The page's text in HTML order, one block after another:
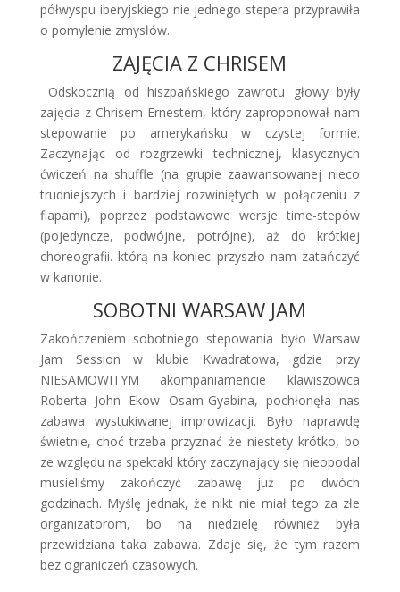
półwyspu iberyjskiego nie jednego stepera przyprawiła
o pomylenie zmysłów.
ZAJĘCIA Z CHRISEM
Odskocznią od hiszpańskiego zawrotu głowy były
zajęcia z Chrisem Ernestem, który zaproponował nam
stepowanie po amerykańsku w czystej formie.
Zaczynając od rozgrzewki technicznej, klasycznych
ćwiczeń na shuffle (na grupie zaawansowanej nieco
trudniejszych i bardziej rozwiniętych w połączeniu z
flapami), poprzez podstawowe wersje time-stepów
(pojedyncze, podwójne, potrójne), aż do krótkiej
choreografii. którą na koniec przyszło nam zatańczyć
w kanonie.
SOBOTNI WARSAW JAM
Zakończeniem sobotniego stepowania było Warsaw
Jam Session w klubie Kwadratowa, gdzie przy
NIESAMOWITYM akompaniamencie klawiszowca
Roberta John Ekow Osam-Gyabina, pochłonęła nas
zabawa wystukiwanej improwizacji. Było naprawdę
świetnie, choć trzeba przyznać że niestety krótko, bo
ze względu na spektakl który zaczynający się nieopodal
musieliśmy zakończyć zabawę już po dwóch
godzinach. Myślę jednak, że nikt nie miał tego za złe
organizatorom, bo na niedzielę również była
przewidziana taka zabawa. Zdaje się, że tym razem
bez ograniczeń czasowych.